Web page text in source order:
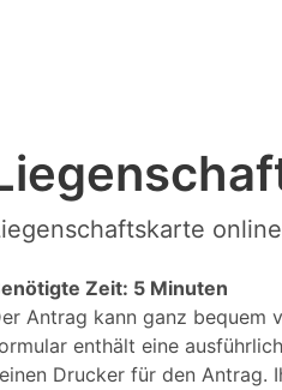
Zeit: 5 Minuten
Antrag kann ganz bequem
enthält eine
Drucker für den Antrag.